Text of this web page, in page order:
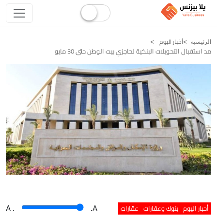
الرئيسيه أخبار اليوم
مد استقبال التحويلات البنكية لحاجزي بيت الوطن حتى 30 مايو
أخبار اليوم بنوك وعقارات عقارات A . .A